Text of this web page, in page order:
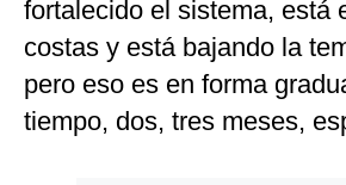
fortalecido el sistema, está
costas y está bajando la
pero eso es en forma
tiempo, dos, tres meses,